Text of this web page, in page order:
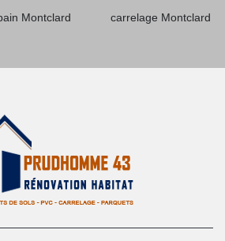
Montclard carrelage Montclard